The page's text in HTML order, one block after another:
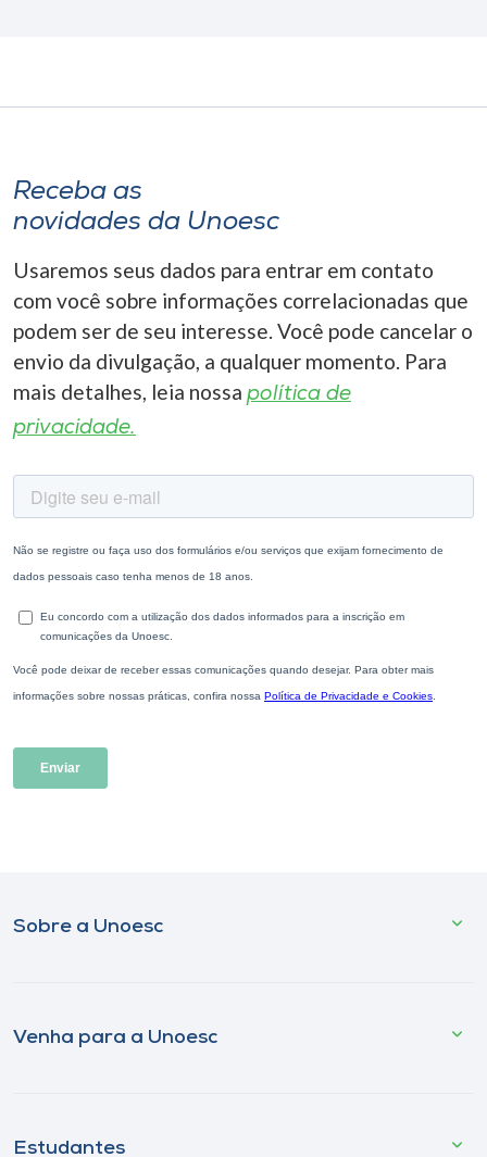
Receba as
novidades da Unoesc
Usaremos seus dados para entrar em contato
com você sobre informações correlacionadas que
podem ser de seu interesse. Você pode cancelar o
envio da divulgação, a qualquer momento. Para
mais detalhes, leia nossa política de
privacidade.
Sobre a Unoesc
Venha para a Unoesc
Estudantes